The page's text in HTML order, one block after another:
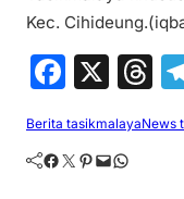
Kec.
F
c
e
X
T
e
Berita tasikmalayaNews
Facebook Twitter Pinterest Mail WhatsApp